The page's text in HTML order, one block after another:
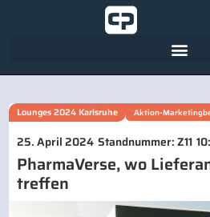
Lounges 2024 Karlsruhe Aktion-
25. April 2024 Standnummer: Z11
PharmaVerse, wo
treffen